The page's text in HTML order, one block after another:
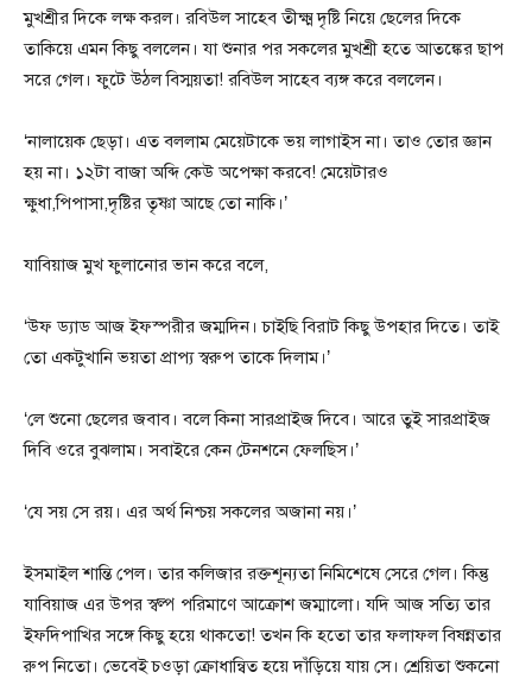
মুখশ্রীর দিকে লক্ষ করল। রবিউল সাহেব তীক্ষ্ম দৃষ্টি নিয়ে ছেলের দিকে
তাকিয়ে এমন কিছু বললেন। যা শুনার পর সকলের মুখশ্রী হতে আতঙ্কের ছাপ
সরে গেল। ফুটে উঠল বিস্ময়তা! রবিউল সাহেব ব্যঙ্গ করে বললেন।
‘নালায়েক ছেড়া। এত বললাম মেয়েটাকে ভয় লাগাইস না। তাও তোর জ্ঞান
হয় না। ১২টা বাজা অব্দি কেউ অপেক্ষা করবে! মেয়েটারও
ক্ষুধা,পিপাসা,দৃষ্টির তৃষ্ণা আছে তো নাকি।’
যাবিয়াজ মুখ ফুলানোর ভান করে বলে,
‘উফ ড্যাড আজ ইফস্পরীর জম্মদিন। চাইছি বিরাট কিছু উপহার দিতে। তাই
তো একটুখানি ভয়তা প্রাপ্য স্বরুপ তাকে দিলাম।’
‘লে শুনো ছেলের জবাব। বলে কিনা সারপ্রাইজ দিবে। আরে তুই সারপ্রাইজ
দিবি ওরে বুঝলাম। সবাইরে কেন টেনশনে ফেলছিস।’
‘যে সয় সে রয়। এর অর্থ নিশ্চয় সকলের অজানা নয়।’
ইসমাইল শান্তি পেল। তার কলিজার রক্তশূন্যতা নিমিশেষে সেরে গেল। কিন্তু
যাবিয়াজ এর উপর স্বল্প পরিমাণে আক্রোশ জম্মালো। যদি আজ সত্যি তার
ইফদিপাখির সঙ্গে কিছু হয়ে থাকতো! তখন কি হতো তার ফলাফল বিষন্নতার
রুপ নিতো। ভেবেই চওড়া ক্রোধান্বিত হয়ে দাঁড়িয়ে যায় সে। শ্রেয়িতা শুকনো